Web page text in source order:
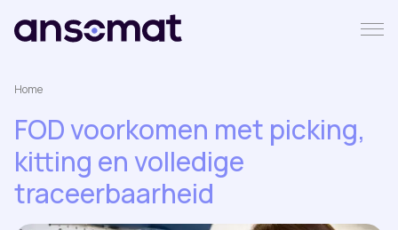
Home
FOD voorkomen met picking,
kitting en volledige
traceerbaarheid